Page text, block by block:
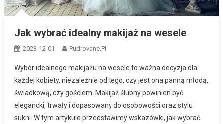
Jak wybrać idealny makijaż na wesele
2023-12-01 Pudrovane.pl
Wybór idealnego makijażu na wesele to ważna decyzja dla
każdej kobiety, niezależnie od tego, czy jest ona panną młodą,
świadkową, czy gościem. Makijaż ślubny powinien być
elegancki, trwały i dopasowany do osobowości oraz stylu
sukni. W tym artykule przedstawimy wskazówki, jak wybrać